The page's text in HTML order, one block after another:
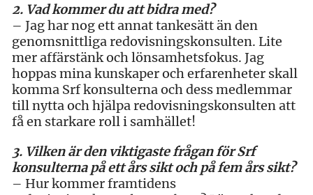
2. Vad kommer du att bidra med?
– Jag har nog ett annat tankesätt än den
genomsnittliga redovisningskonsulten. Lite
mer affärstänk och lönsamhetsfokus. Jag
hoppas mina kunskaper och erfarenheter skall
komma Srf konsulterna och dess medlemmar
till nytta och hjälpa redovisningskonsulten att
få en starkare roll i samhället!
3. Vilken är den viktigaste frågan för Srf
konsulterna på ett års sikt och på fem års sikt?
– Hur kommer framtidens